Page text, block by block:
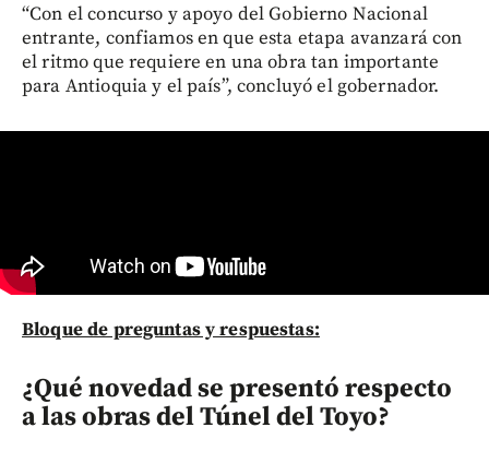
“Con el concurso y apoyo del Gobierno Nacional
entrante, confiamos en que esta etapa avanzará con
el ritmo que requiere en una obra tan importante
para Antioquia y el país”, concluyó el gobernador.
Bloque de preguntas y respuestas:
¿Qué novedad se presentó respecto
a las obras del Túnel del Toyo?